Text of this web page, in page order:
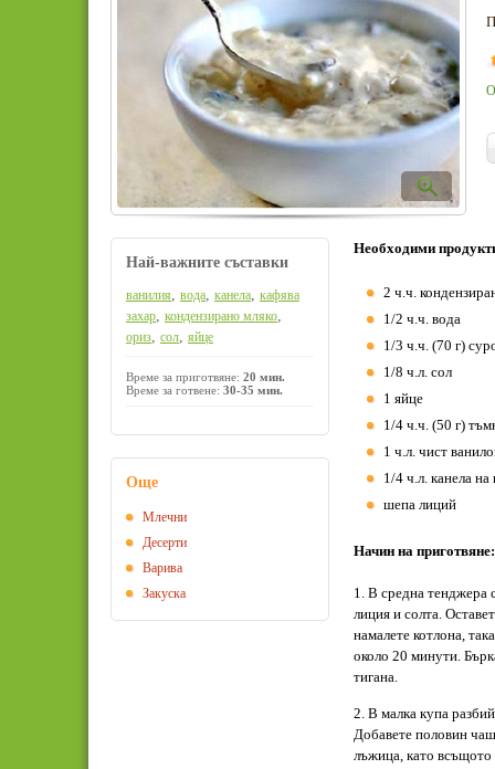
Необходими
2 ч.ч.
1/2 ч.ч. вода
1/3 ч.ч. (70 г)
1/8 ч.л. сол
1 яйце
1/4 ч.ч. (50 г)
1 ч.л. чист
1/4 ч.л. канела на
шепа лиций
Начин на приготвяне:
1. В средна тенджера
лиция и солта.
намалете котлона,
около 20 минути.
тигана.
2. В малка купа
Добавете половин
лъжица, като всъщото
Най-важните съставки
ванилия, вода, канела, кафява
захар, кондензирано мляко,
ориз, сол, яйце
Време за приготвяне: 20 мин.
Време за готвене: 30-35 мин.
Още
Млечни
Десерти
Варива
Закуска